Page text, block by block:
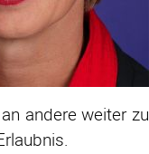
andere weiter zu